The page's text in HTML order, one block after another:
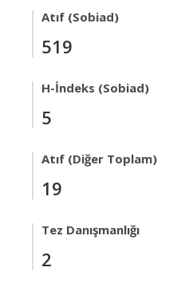
Atıf (Sobiad)
519
H-İndeks (Sobiad)
5
Atıf (Diğer Toplam)
19
Tez Danışmanlığı
2